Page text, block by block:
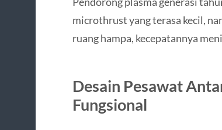
microthrust yang terasa kecil,
ruang hampa, kecepatannya
Desain Pesawat
Fungsional